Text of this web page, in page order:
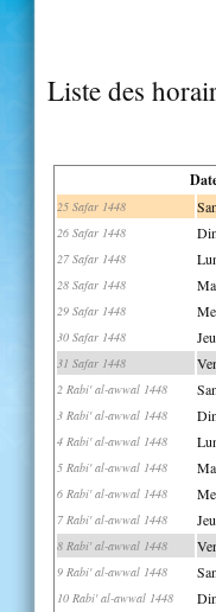
Liste des
25 Safar 1448
26 Safar 1448
27 Safar 1448
28 Safar 1448
29 Safar 1448
30 Safar 1448
31 Safar 1448
2 Rabi' al-awwal 1448
3 Rabi' al-awwal 1448
4 Rabi' al-awwal 1448
5 Rabi' al-awwal 1448
6 Rabi' al-awwal 1448
7 Rabi' al-awwal 1448
8 Rabi' al-awwal 1448
9 Rabi' al-awwal 1448
10 Rabi' al-awwal 1448